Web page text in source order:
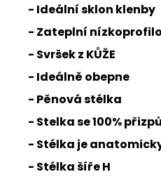
- Ideální sklon klenby
- Zateplní
- Svršek z KŮŽE
- Ideálně obepne
- Pěnová stélka
- Stelka se 100%
- Stélka je
- Stélka šíře H